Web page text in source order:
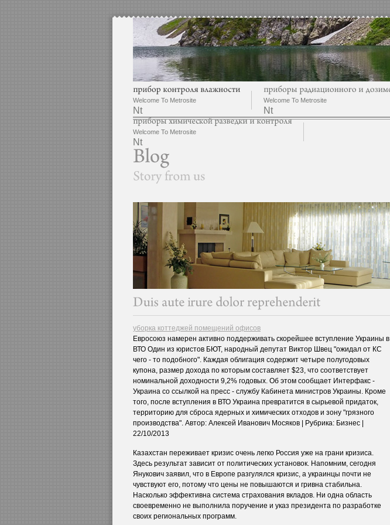
Welcome To Metrosite
Nt
Welcome To Metrosite
Nt
Welcome To Metrosite
Nt
уборка коттеджей помещений офисов
Евросоюз намерен активно поддерживать скорейшее вступление Украины в
ВТО Один из юристов БЮТ, народный депутат Виктор Швец "ожидал от КС
чего - то подобного". Каждая облигация содержит четыре полугодовых
купона, размер дохода по которым составляет $23, что соответствует
номинальной доходности 9,2% годовых. Об этом сообщает Интерфакс -
Украина со ссылкой на пресс - службу Кабинета министров Украины. Кроме
того, после вступления в ВТО Украина превратится в сырьевой придаток,
территорию для сброса ядерных и химических отходов и зону "грязного
производства". Автор: Алексей Иванович Мосяков | Рубрика: Бизнес |
22/10/2013
Казахстан переживает кризис очень легко Россия уже на грани кризиса.
Здесь результат зависит от политических установок. Напомним, сегодня
Янукович заявил, что в Европе разгулялся кризис, а украинцы почти не
чувствуют его, потому что цены не повышаются и гривна стабильна.
Насколько эффективна система страхования вкладов. Ни одна область
своевременно не выполнила поручение и указ президента по разработке
своих региональных программ.